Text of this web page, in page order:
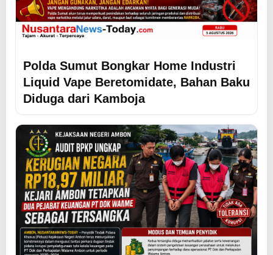
Polda Sumut Bongkar Home Industri
Liquid Vape Beretomidate, Bahan Baku
Diduga dari Kamboja